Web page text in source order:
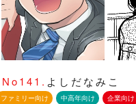
No141. よしだなみこ
ファミリー向け 中高年向け 企業向け